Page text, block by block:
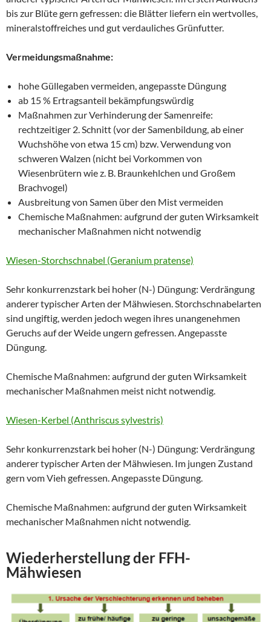
bis zur Blüte gern gefressen: die Blätter liefern ein wertvolles,
mineralstoffreiches und gut verdauliches Grünfutter.
Vermeidungsmaßnahme:
hohe Güllegaben vermeiden, angepasste Düngung
ab 15 % Ertragsanteil bekämpfungswürdig
Maßnahmen zur Verhinderung der Samenreife:
rechtzeitiger 2. Schnitt (vor der Samenbildung, ab einer
Wuchshöhe von etwa 15 cm) bzw. Verwendung von
schweren Walzen (nicht bei Vorkommen von
Wiesenbrütern wie z. B. Braunkehlchen und Großem
Brachvogel)
Ausbreitung von Samen über den Mist vermeiden
Chemische Maßnahmen: aufgrund der guten Wirksamkeit
mechanischer Maßnahmen nicht notwendig
Wiesen-Storchschnabel (Geranium pratense)
Sehr konkurrenzstark bei hoher (N-) Düngung: Verdrängung
anderer typischer Arten der Mähwiesen. Storchschnabelarten
sind ungiftig, werden jedoch wegen ihres unangenehmen
Geruchs auf der Weide ungern gefressen. Angepasste
Düngung.
Chemische Maßnahmen: aufgrund der guten Wirksamkeit
mechanischer Maßnahmen meist nicht notwendig.
Wiesen-Kerbel (Anthriscus sylvestris)
Sehr konkurrenzstark bei hoher (N-) Düngung: Verdrängung
anderer typischer Arten der Mähwiesen. Im jungen Zustand
gern vom Vieh gefressen. Angepasste Düngung.
Chemische Maßnahmen: aufgrund der guten Wirksamkeit
mechanischer Maßnahmen nicht notwendig.
Wiederherstellung der FFH-
Mähwiesen